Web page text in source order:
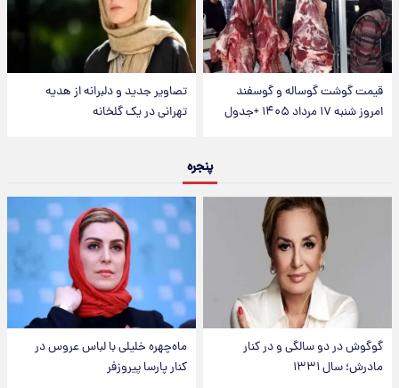
قیمت گوشت گوساله و گوسفند
امروز شنبه ۱۷ مرداد ۱۴۰۵ +جدول
تصاویر جدید و دلبرانه از هدیه
تهرانی در یک گلخانه
پنجره
گوگوش در دو سالگی و در کنار
مادرش؛ سال ۱۳۳۱
ماه‌چهره خلیلی با لباس عروس در
کنار پارسا پیروزفر